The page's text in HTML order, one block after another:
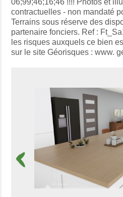
06;99;46;16;46 !!!! Photos et
contractuelles - non mandaté
Terrains sous réserve des
partenaire fonciers. Ref :
les risques auxquels ce bien
sur le site Géorisques : www.